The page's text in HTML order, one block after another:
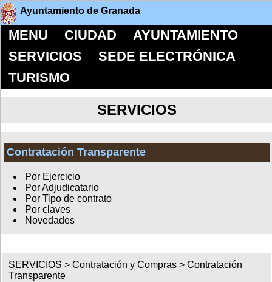
Ayuntamiento de Granada
MENU CIUDAD
AYUNTAMIENTO
SERVICIOS
SEDE ELECTRÓNICA
TURISMO
SERVICIOS
Contratación Transparente
Por Ejercicio
Por Adjudicatario
Por Tipo de contrato
Por claves
Novedades
SERVICIOS >Contratación y Compras >Contratación
Transparente